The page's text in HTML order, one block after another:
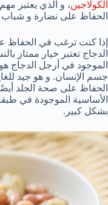
الكولاجين، و الذي يعتبر
الحفاظ على نضارة و
إذا كنت ترغب في الحفاظ
الدجاج تعتبر خيار ممتاز
الموجود في أرجل الدجاج
جسم الإنسان. و هو جيد
الحفاظ على صحة الجلد
الأساسية الموجودة في
بشكل كبير.